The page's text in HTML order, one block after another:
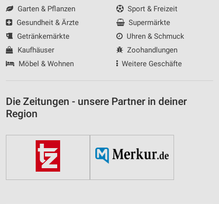
Garten & Pflanzen
Gesundheit & Ärzte
Getränkemärkte
Kaufhäuser
Möbel & Wohnen
Sport & Freizeit
Supermärkte
Uhren & Schmuck
Zoohandlungen
Weitere Geschäfte
Die Zeitungen - unsere Partner in deiner
Region